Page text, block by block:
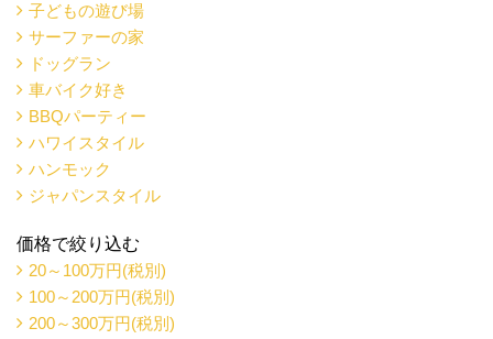
子どもの遊び場
サーファーの家
ドッグラン
車バイク好き
BBQパーティー
ハワイスタイル
ハンモック
ジャパンスタイル
価格で絞り込む
20～100万円(税別)
100～200万円(税別)
200～300万円(税別)